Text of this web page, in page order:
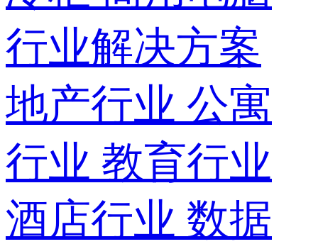
行业解决方案
地产行业 公寓
行业 教育行业
酒店行业 数据